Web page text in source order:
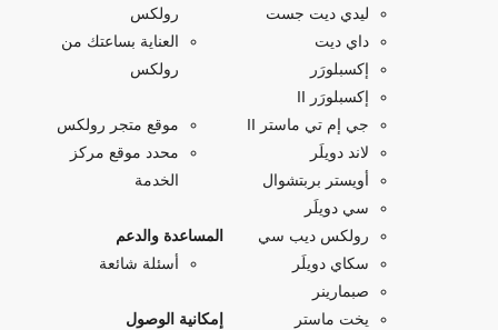
ليدي ديت جست
داي ديت
إكسبلورَر
إكسبلورَر II
جي إم تي ماستر II
لاند دويلَر
أويستر بربتشوال
سي دويلَر
رولكس ديب سي
سكاي دويلَر
صبمارينر
يخت ماستر
رولكس
العناية بساعتك من
رولكس
موقع متجر رولكس
محدد موقع مركز
الخدمة
المساعدة والدعم
أسئلة شائعة
إمكانية الوصول